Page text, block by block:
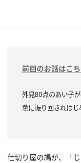
前回のお話はこ
外見80点のあい子
薫に振り回されはじ
仕切り屋の鳩が、「